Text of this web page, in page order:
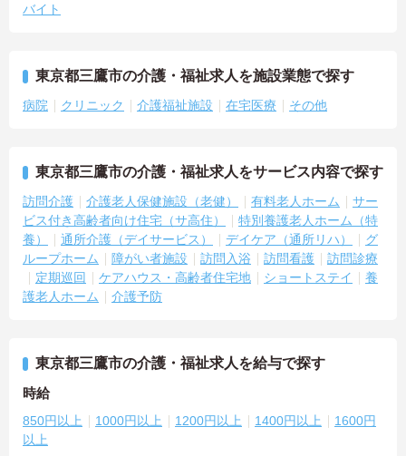
バイト
東京都三鷹市の介護・福祉求人を施設業態で探す
病院 クリニック 介護福祉施設 在宅医療 その他
東京都三鷹市の介護・福祉求人をサービス内容で探す
訪問介護 介護老人保健施設（老健） 有料老人ホーム
サー
ビス付き高齢者向け住宅（サ高住）
特別養護老人ホーム（特
養）
通所介護（デイサービス） デイケア（通所リハ）
グ
ループホーム
障がい者施設 訪問入浴 訪問看護
訪問診療
定期巡回
ケアハウス・高齢者住宅地 ショートステイ
養
護老人ホーム
介護予防
東京都三鷹市の介護・福祉求人を給与で探す
時給
850円以上 1000円以上 1200円以上 1400円以上
1600円
以上